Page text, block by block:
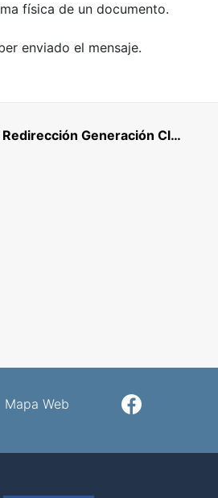
física de un documento.
enviado el mensaje.
Redirección Generación Claves
Mapa WebFacebook